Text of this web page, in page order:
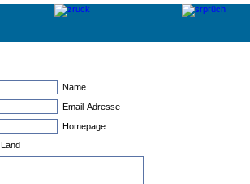
Name
Email-Adresse
Homepage
Land